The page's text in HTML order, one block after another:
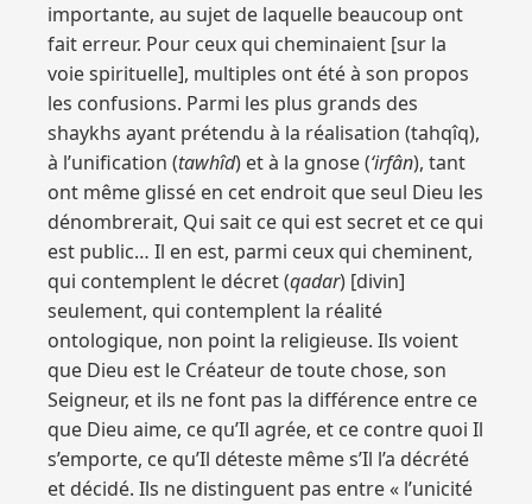
importante, au sujet de laquelle beaucoup ont
fait erreur. Pour ceux qui cheminaient [sur la
voie spirituelle], multiples ont été à son propos
les confusions. Parmi les plus grands des
shaykhs ayant prétendu à la réalisation (tahqîq),
à l’unification (tawhîd) et à la gnose (‘irfân), tant
ont même glissé en cet endroit que seul Dieu les
dénombrerait, Qui sait ce qui est secret et ce qui
est public… Il en est, parmi ceux qui cheminent,
qui contemplent le décret (qadar) [divin]
seulement, qui contemplent la réalité
ontologique, non point la religieuse. Ils voient
que Dieu est le Créateur de toute chose, son
Seigneur, et ils ne font pas la différence entre ce
que Dieu aime, ce qu’Il agrée, et ce contre quoi Il
s’emporte, ce qu’Il déteste même s’Il l’a décrété
et décidé. Ils ne distinguent pas entre « l’unicité